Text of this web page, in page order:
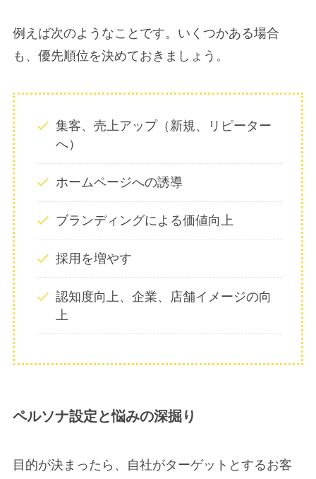
例えば次のようなことです。いくつかある場合
も、優先順位を決めておきましょう。
集客、売上アップ（新規、リピーター
へ）
ホームページへの誘導
ブランディングによる価値向上
採用を増やす
認知度向上、企業、店舗イメージの向
上
ペルソナ設定と悩みの深掘り
目的が決まったら、自社がターゲットとするお客